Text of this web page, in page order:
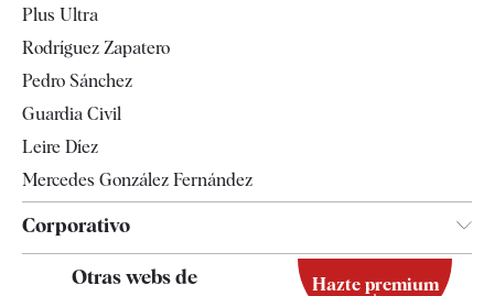
Televisión
Plus Ultra
Rodríguez Zapatero
Pedro Sánchez
Guardia Civil
Leire Díez
Mercedes González Fernández
Corporativo
Contacto
Otras webs de Hazte premium